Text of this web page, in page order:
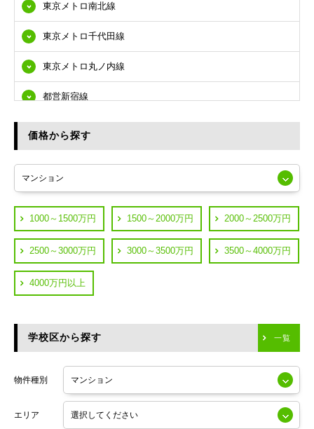
品川区
目黒区
大田区
世田谷区
渋谷区
練馬区
葛飾区
横浜市鶴見区
横浜市神奈川区
川崎市川崎区
川崎市中原区
川崎市高津区
東京メトロ南北線
東京メトロ千代田線
東京メトロ丸ノ内線
都営新宿線
都営浅草線
JR中央線
JR中央・総武線
東京メトロ日比谷線
小田急線
東京メトロ半蔵門線
価格から探す
1000～1500万円 1500～2000万円 2000～2500万円
2500～3000万円 3000～3500万円 3500～4000万円
4000万円以上
学校区から探す 一覧
物件種別
エリア